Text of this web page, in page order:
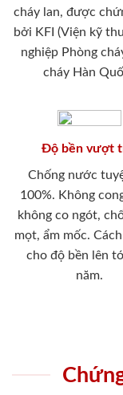
cháy lan, được
bởi KFI (Viện kỹ
nghiệp Phòng
cháy Hàn
Độ bền vượt
Chống nước
100%. Không
không co ngót,
mọt, ẩm mốc.
cho độ bền lên
năm.